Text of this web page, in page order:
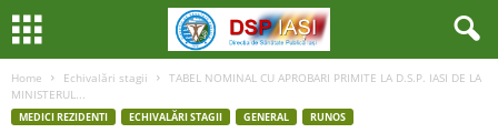
Home Echivalări stagii
TABEL NOMINAL CU APROBARI PRIMITE LA D.S.P. IASI DE LA
MINISTERUL...
MEDICI REZIDENTI ECHIVALĂRI STAGII GENERAL RUNOS